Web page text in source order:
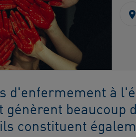
d'enfermement à
génèrent beaucoup
constituent